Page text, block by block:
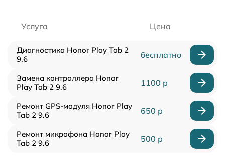
Услуга Цена
Диагностика Honor Play Tab 2
9.6
бесплатно
Замена контроллера Honor
Play Tab 2 9.6
1100 р
Ремонт GPS-модуля Honor Play
Tab 2 9.6
650 р
Ремонт микрофона Honor Play
Tab 2 9.6
500 р